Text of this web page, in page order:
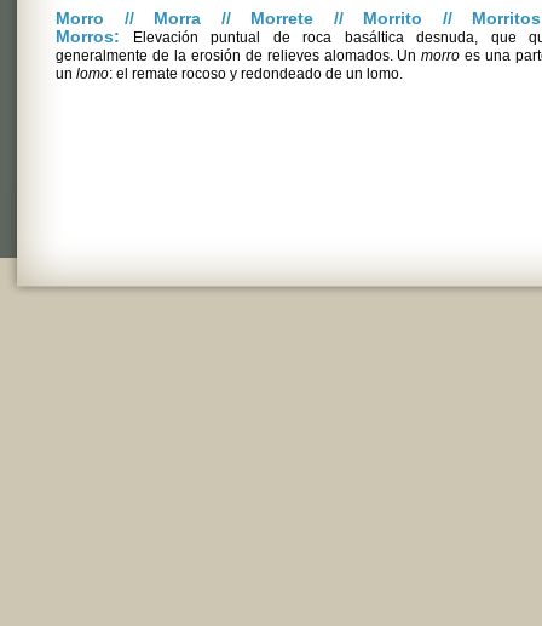
Morro // Morra // Morrete // Morrito //
Morros: Elevación puntual de roca basáltica desnuda, que
generalmente de la erosión de relieves alomados. Unmorro es una
un lomo: el remate rocoso y redondeado de un lomo.